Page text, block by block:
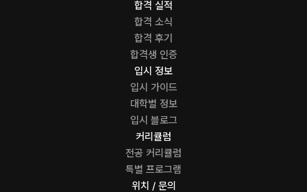
합격 실적
합격 소식
합격 후기
합격생 인증
입시 정보
입시 가이드
대학별 정보
입시 블로그
커리큘럼
전공 커리큘럼
특별 프로그램
위치 / 문의